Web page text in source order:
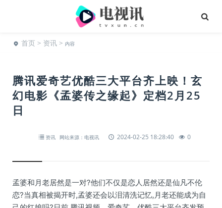
首页 > 资讯 > 内容
腾讯爱奇艺优酷三大平台齐上映！玄
幻电影《孟婆传之缘起》定档2月25
日
资讯 网站来源：电视讯 2024-02-25 18:28:40 0
孟婆和月老居然是一对?他们不仅是恋人居然还是仙凡不伦
恋?当真相被揭开时,孟婆还会以泪清洗记忆,月老还能成为自